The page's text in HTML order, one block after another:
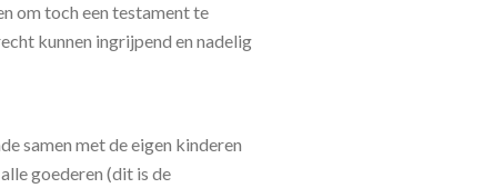
om toch een testament te
kunnen ingrijpend en nadelig
samen met de eigen kinderen
goederen (dit is de